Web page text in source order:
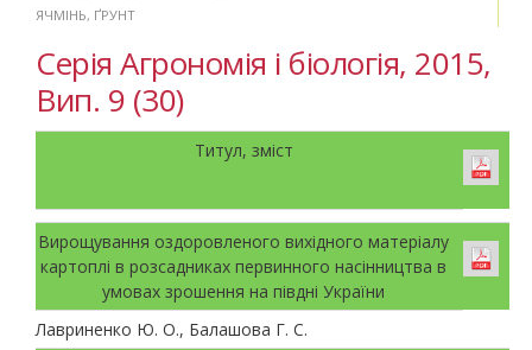
ЯЧМІНЬ, ҐРУНТ
Серія Агрономія і біологія, 2015,
Вип. 9 (30)
Титул, зміст
Вирощування оздоровленого вихідного матеріалу
картоплі в розсадниках первинного насінництва в
умовах зрошення на півдні України
Лавриненко Ю. О., Балашова Г. С.